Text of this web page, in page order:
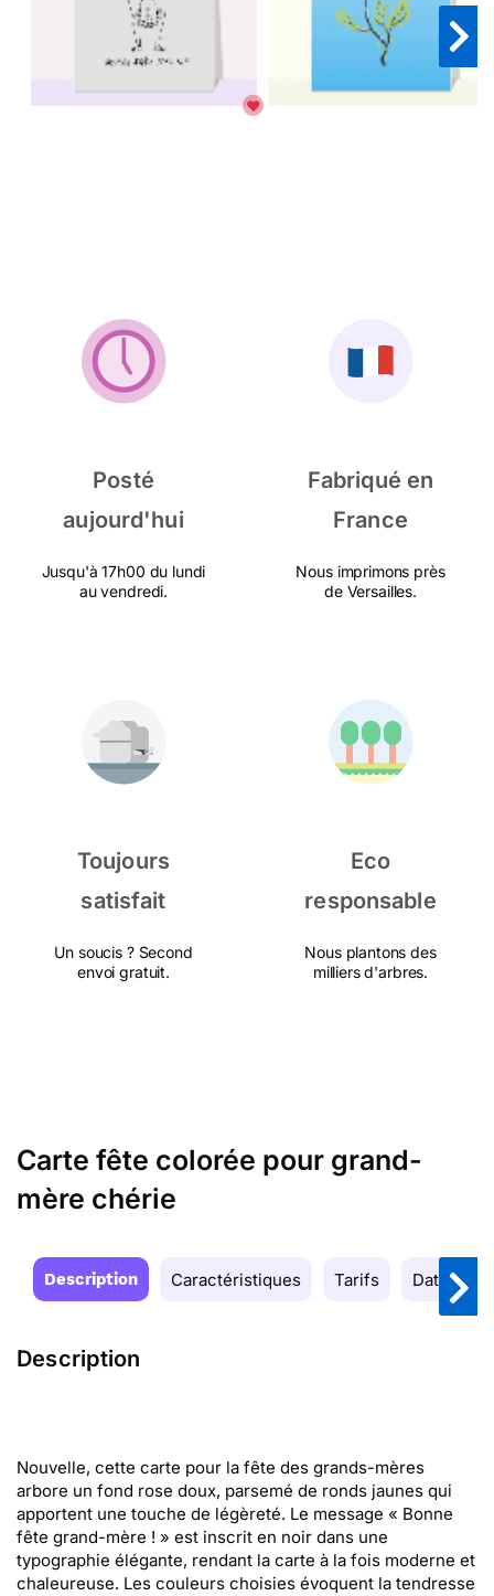
Posté
aujourd'hui
Jusqu'à 17h00 du lundi
au vendredi.
Fabriqué en
France
Nous imprimons près
de Versailles.
Toujours
satisfait
Un soucis ? Second
envoi gratuit.
Eco
responsable
Nous plantons des
milliers d'arbres.
Carte fête colorée pour grand-
mère chérie
Description Caractéristiques Tarifs Date de
Description
Nouvelle, cette carte pour la fête des grands-mères
arbore un fond rose doux, parsemé de ronds jaunes qui
apportent une touche de légèreté. Le message « Bonne
fête grand-mère ! » est inscrit en noir dans une
typographie élégante, rendant la carte à la fois moderne et
chaleureuse. Les couleurs choisies évoquent la tendresse